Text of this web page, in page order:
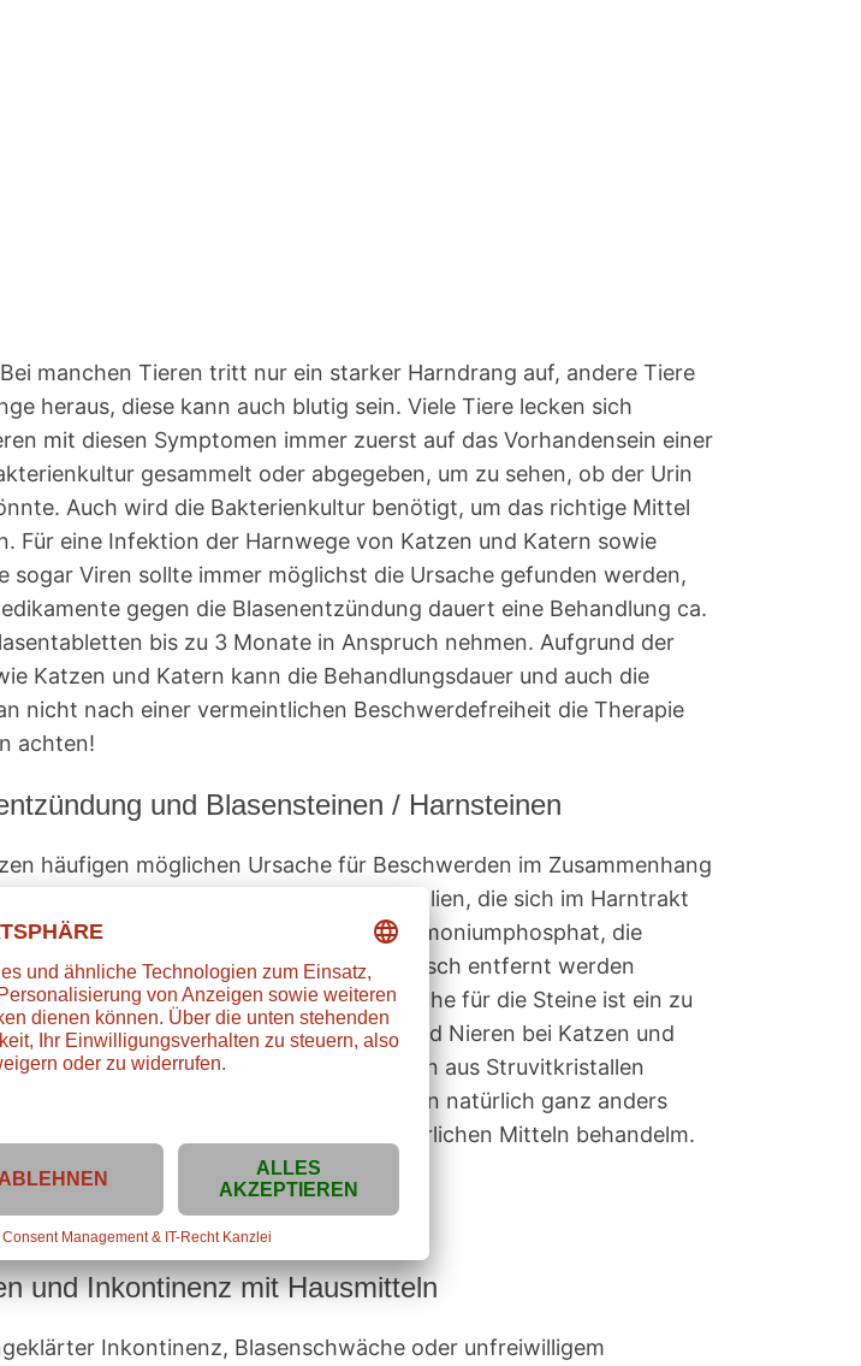
manchen Tieren tritt nur ein starker Harndrang auf, andere Tiere
heraus, diese kann auch blutig sein. Viele Tiere lecken sich
mit diesen Symptomen immer zuerst auf das Vorhandensein einer
gesammelt oder abgegeben, um zu sehen, ob der Urin
Auch wird die Bakterienkultur benötigt, um das richtige Mittel
Für eine Infektion der Harnwege von Katzen und Katern sowie
Viren sollte immer möglichst die Ursache gefunden werden,
gegen die Blasenentzündung dauert eine Behandlung ca.
bis zu 3 Monate in Anspruch nehmen. Aufgrund der
Katzen und Katern kann die Behandlungsdauer und auch die
nicht nach einer vermeintlichen Beschwerdefreiheit die Therapie
achten!
und Blasensteinen / Harnsteinen
häufigen möglichen Ursache für Beschwerden im Zusammenhang
Diese Ansammlungen von Mineralien, die sich im Harntrakt
Struvit besteht aus Magnesiumammoniumphosphat, die
Calciumoxalatsteine chirurgisch entfernt werden
oder Nierensteinen verbinden. Ursache für die Steine ist ein zu
bei ständigen Problemen mit Blase und Nieren bei Katzen und
o.g. Bildung von Blasen- und Harnsteinen aus Struvitkristallen
denn Steine im Harntrakt werden natürlich ganz anders
sich nicht um Steine handelt, mit natürlichen Mitteln behandelm.
und Inkontinenz mit Hausmitteln
Inkontinenz, Blasenschwäche oder unfreiwilligem